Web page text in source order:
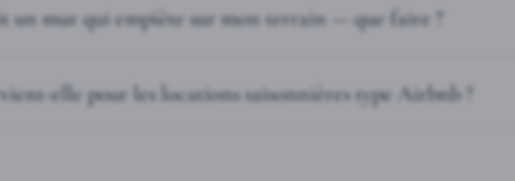
un mur qui empiète sur mon terrain — que faire ?
elle pour les locations saisonnières type Airbnb ?